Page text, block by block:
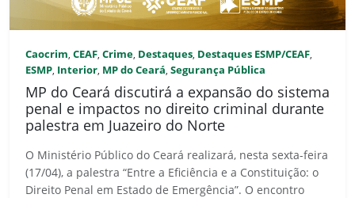
Caocrim, CEAF, Crime, Destaques, Destaques ESMP/CEAF,
ESMP, Interior, MP do Ceará, Segurança Pública
MP do Ceará discutirá a expansão do sistema
penal e impactos no direito criminal durante
palestra em Juazeiro do Norte
O Ministério Público do Ceará realizará, nesta sexta-feira
(17/04), a palestra “Entre a Eficiência e a Constituição: o
Direito Penal em Estado de Emergência”. O encontro